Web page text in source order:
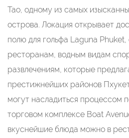
Тао, одному из самых
острова. Локация открывает
полю для гольфа Laguna
ресторанам, водным видам
развлечениям, которые
престижнейших районов
могут насладиться процессом
торговом комплексе Boat
вкуснейшие блюда можно в